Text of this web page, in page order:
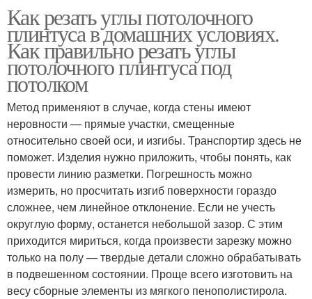
Как резать углы потолочного
плинтуса в домашних условиях.
Как правильно резать углы
потолочного плинтуса под
потолком
Метод применяют в случае, когда стены имеют
неровности — прямые участки, смещенные
относительно своей оси, и изгибы. Транспортир здесь не
поможет. Изделия нужно приложить, чтобы понять, как
провести линию разметки. Погрешность можно
измерить, но просчитать изгиб поверхности гораздо
сложнее, чем линейное отклонение. Если не учесть
округлую форму, останется небольшой зазор. С этим
приходится мириться, когда произвести зарезку можно
только на полу — твердые детали сложно обрабатывать
в подвешенном состоянии. Проще всего изготовить на
весу сборные элементы из мягкого пенополистирола.